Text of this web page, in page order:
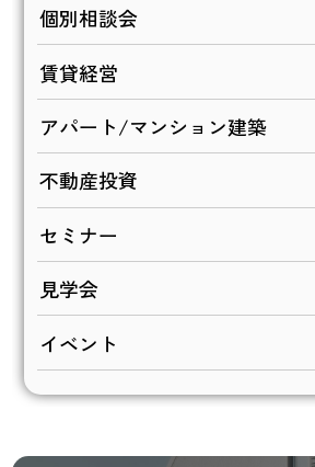
個別相談会
賃貸経営
アパート/マンション建築
不動産投資
セミナー
見学会
イベント